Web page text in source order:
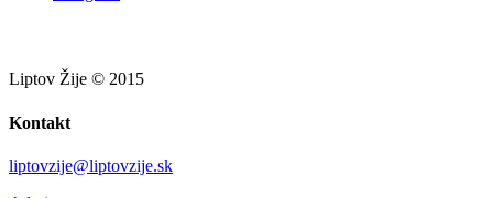
Liptov Žije © 2015
Kontakt
liptovzije@liptovzije.sk